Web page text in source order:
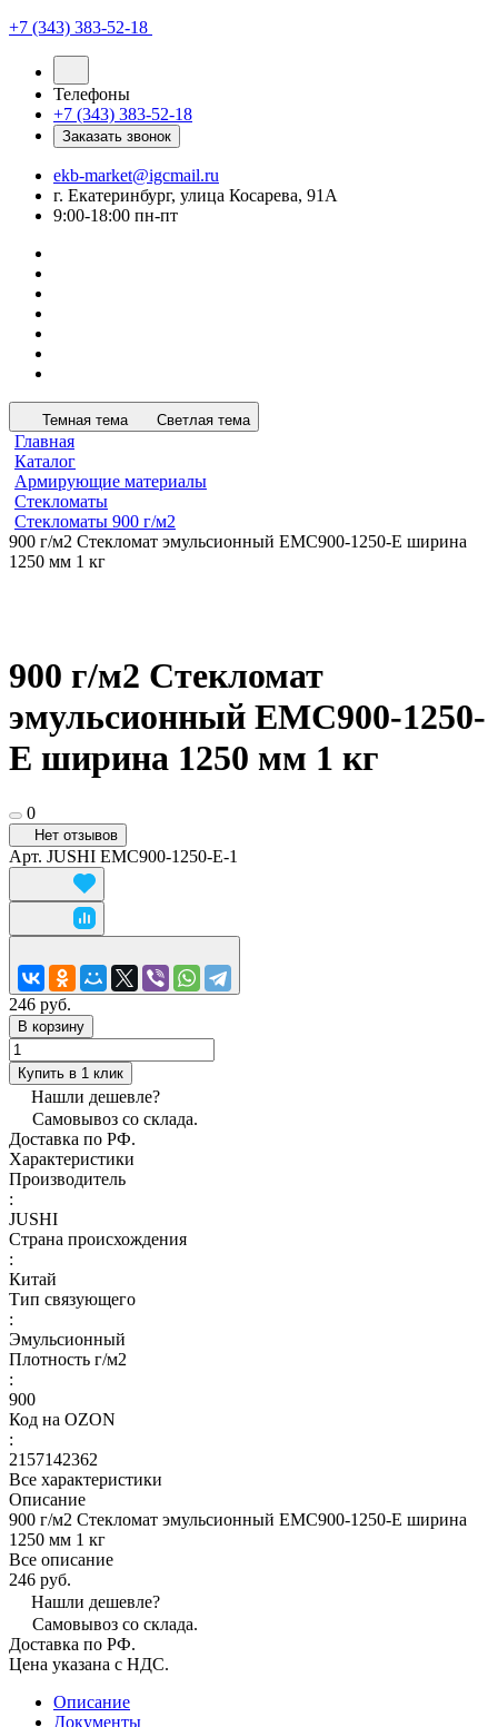
+7 (343) 383-52-18
Телефоны
+7 (343) 383-52-18
Заказать звонок
ekb-market@igcmail.ru
г. Екатеринбург, улица Косарева, 91А
9:00-18:00 пн-пт
Темная тема Светлая тема
Главная
Каталог
Армирующие материалы
Стекломаты
Стекломаты 900 г/м2
900 г/м2 Стекломат эмульсионный EMC900-1250-E ширина
1250 мм 1 кг
900 г/м2 Стекломат
эмульсионный EMC900-1250-
E ширина 1250 мм 1 кг
0
Нет отзывов
Арт. JUSHI EMC900-1250-E-1
246 руб.
В корзину
Купить в 1 клик
Нашли дешевле?
Самовывоз со склада.
Доставка по РФ.
Характеристики
Производитель
:
JUSHI
Страна происхождения
:
Китай
Тип связующего
:
Эмульсионный
Плотность г/м2
:
900
Код на OZON
:
2157142362
Все характеристики
Описание
900 г/м2 Стекломат эмульсионный EMC900-1250-E ширина
1250 мм 1 кг
Все описание
246 руб.
Нашли дешевле?
Самовывоз со склада.
Доставка по РФ.
Цена указана с НДС.
Описание
Документы